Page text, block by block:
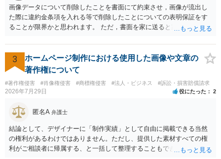
れる可能性があります。一方、広告収益がある場合は「商業利用」と
しての色彩が強まり、リスクが高まる可能性があります。 公開前に変
更・確認しておく事項については、公開の場でアドバイスするにも限
界があるかと思うので、資料等を持参の上、弁護士に相談されること
も一つかと存じます。
画像データについて削除したことを書面にて約束させ，画像が流出し
た際に違約金条項を入れる等で削除したことについての表明保証をす
ることが限界かと思われます。 ただ，書面を家に送ると家族に不貞行
除等を求めることは避けたほうが良いかと思われます。
3
ホームページ制作における使用した画像や文章の
著作権について
#著作権侵害 #肖像権侵害 #商標権侵害 #法人・ビジネス #訴訟・損害賠償請求
2026年7月29日 役にたった 2
匿名A 弁護士
結論として、デザイナーに「制作実績」として自由に掲載できる当然
の権利があるわけではありません。ただし、提供した素材すべての権
利がご相談者に帰属する、と一括して整理することもできません。 ご